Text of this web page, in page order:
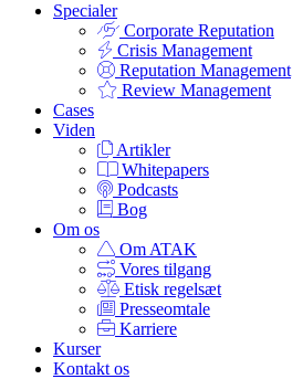
Specialer
Corporate Reputation
Crisis Management
Reputation Management
Review Management
Cases
Viden
Artikler
Whitepapers
Podcasts
Bog
Om os
Om ATAK
Vores tilgang
Etisk regelsæt
Presseomtale
Karriere
Kurser
Kontakt os